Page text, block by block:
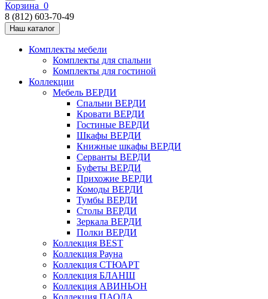
Корзина 0
8 (812) 603-70-49
Наш каталог
Комплекты мебели
Комплекты для спальни
Комплекты для гостиной
Коллекции
Мебель ВЕРДИ
Спальни ВЕРДИ
Кровати ВЕРДИ
Гостиные ВЕРДИ
Шкафы ВЕРДИ
Книжные шкафы ВЕРДИ
Серванты ВЕРДИ
Буфеты ВЕРДИ
Прихожие ВЕРДИ
Комоды ВЕРДИ
Тумбы ВЕРДИ
Столы ВЕРДИ
Зеркала ВЕРДИ
Полки ВЕРДИ
Коллекция BEST
Коллекция Рауна
Коллекция СТЮАРТ
Коллекция БЛАНШ
Коллекция АВИНЬОН
Коллекция ПАОЛА